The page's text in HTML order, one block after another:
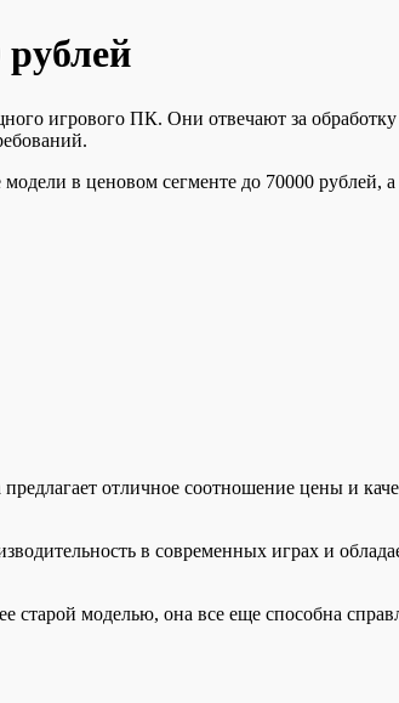
игрового ПК. Они отвечают за
в ценовом сегменте до 70000 рублей,
отличное соотношение цены и
в современных играх и
моделью, она все еще способна